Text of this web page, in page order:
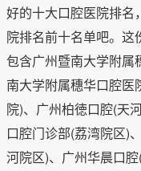
好的十大口腔医院排名
院排名前十名单吧。这
包含广州暨南大学附属
南大学附属穗华口腔医
院)、广州柏徳口腔(天
口腔门诊部(荔湾院区)
河院区)、广州华晨口